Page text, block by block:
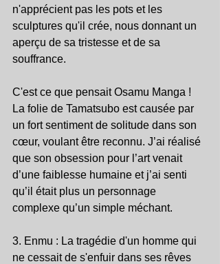
n'apprécient pas les pots et les
sculptures qu'il crée, nous donnant un
aperçu de sa tristesse et de sa
souffrance.
C'est ce que pensait Osamu Manga !
La folie de Tamatsubo est causée par
un fort sentiment de solitude dans son
cœur, voulant être reconnu. J’ai réalisé
que son obsession pour l’art venait
d’une faiblesse humaine et j’ai senti
qu’il était plus un personnage
complexe qu’un simple méchant.
3. Enmu : La tragédie d'un homme qui
ne cessait de s'enfuir dans ses rêves